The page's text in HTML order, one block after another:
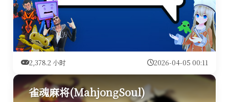
2,378.2 小时 2026-04-05 00:11
雀魂麻将(MahjongSoul)